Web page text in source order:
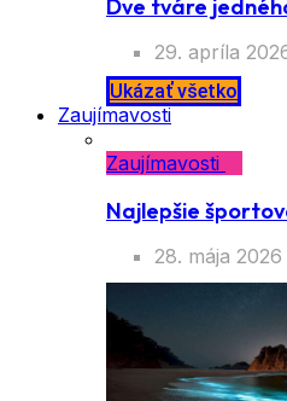
Dve tváre
29. apríla 2026
Ukázať všetko
Najlepšie
28. mája 2026